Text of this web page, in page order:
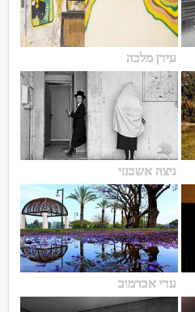
עידן מלכה
ניצה אשכנזי
עדי אברמוב